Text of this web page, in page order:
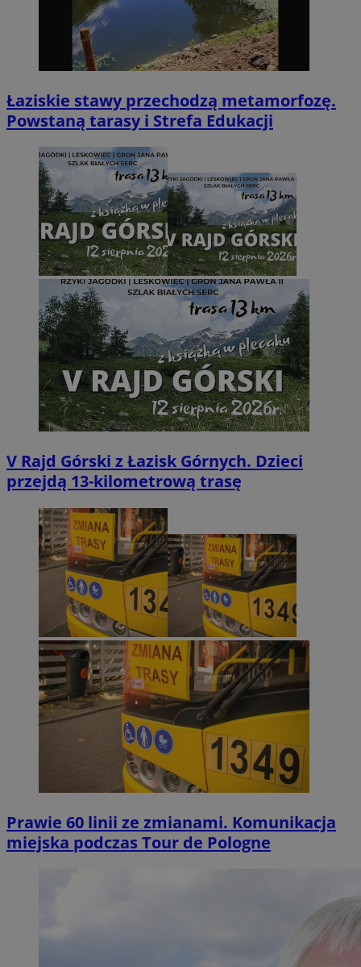
Łaziskie stawy przechodzą metamorfozę.
Powstaną tarasy i Strefa Edukacji
V Rajd Górski z Łazisk Górnych. Dzieci
przejdą 13-kilometrową trasę
Prawie 60 linii ze zmianami. Komunikacja
miejska podczas Tour de Pologne